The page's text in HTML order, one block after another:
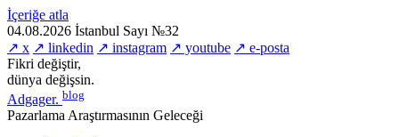
İçeriğe atla
04.08.2026 İstanbul Sayı №32
↗ x ↗ linkedin ↗ instagram ↗ youtube ↗ e-posta
Fikri değiştir,
dünya değişsin.
Adgager. blog
Pazarlama Araştırmasının Geleceği